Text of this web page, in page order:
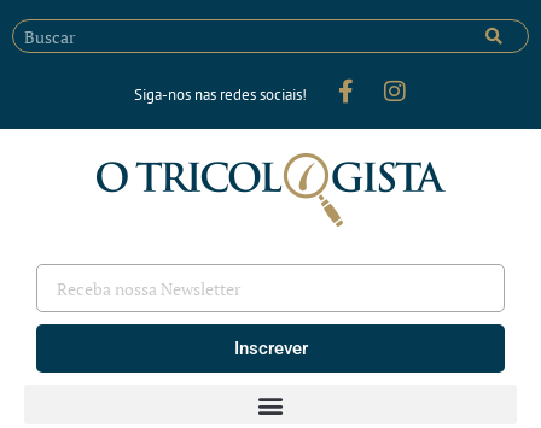
Siga-nos nas redes sociais!
Inscrever